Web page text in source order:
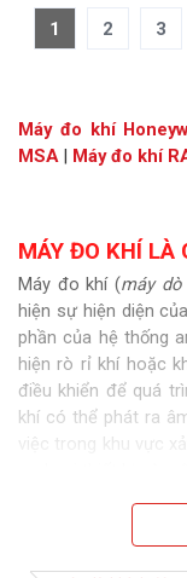
1 2 3
Máy đo khí
MSA| Máy đo khí
MÁY ĐO KHÍ LÀ
Máy đo khí (máy
hiện sự hiện diện
phần của hệ thống
hiện rò rỉ khí hoặc
điều khiển để quá
khí có thể phát ra
việc trong khu vực